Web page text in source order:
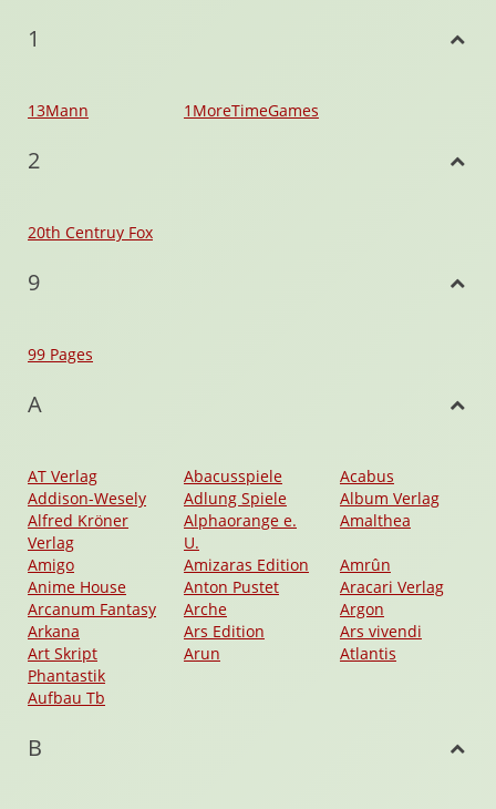
1
13Mann 1MoreTimeGames
2
20th Centruy Fox
9
99 Pages
A
AT Verlag Abacusspiele
Acabus
Addison-Wesely
Adlung Spiele
Album Verlag
Alfred Kröner
Verlag
Alphaorange e.
U.
Amalthea
Amigo Amizaras Edition
Amrûn
Anime House
Anton Pustet
Aracari Verlag
Arcanum Fantasy
Arche
Argon
Arkana
Ars Edition
Ars vivendi
Art Skript
Phantastik
Arun Atlantis
Aufbau Tb
B